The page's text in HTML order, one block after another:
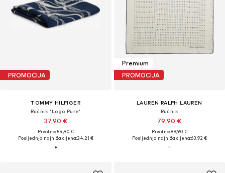
PROMOCIJA
TOMMY HILFIGER
Ručnik 'Logo Pure'
37,90 €
Prvotno: 54,90 €
Posljednja najniža cijena:24,21 €
Premium
PROMOCIJA
LAUREN RALPH LAUREN
Ručnik
79,90 €
Prvotno: 89,90 €
Posljednja najniža cijena:63,92 €